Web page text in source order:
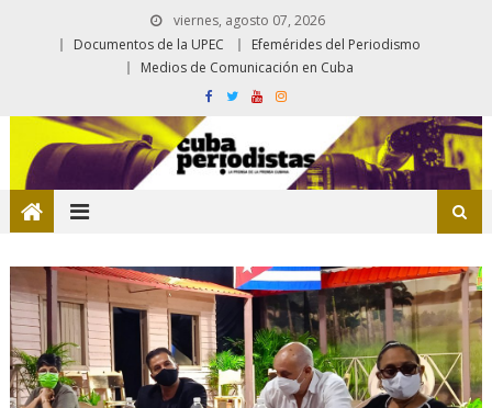
viernes, agosto 07, 2026
Documentos de la UPEC
Efemérides del Periodismo
Medios de Comunicación en Cuba